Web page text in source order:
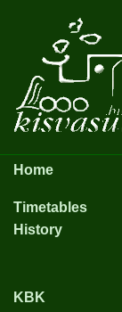
Home
Timetables
History
KBK